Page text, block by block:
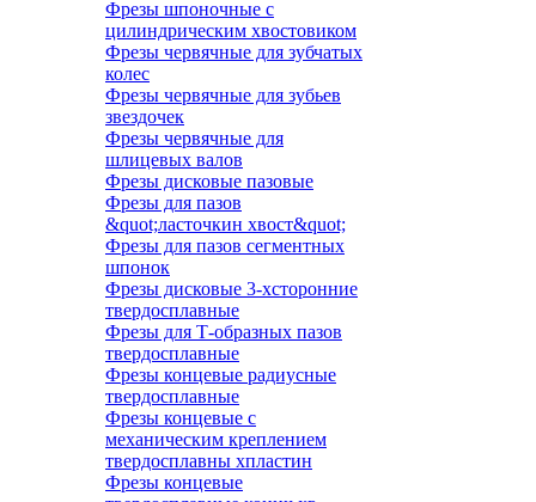
Фрезы шпоночные с
цилиндрическим хвостовиком
Фрезы червячные для зубчатых
колес
Фрезы червячные для зубьев
звездочек
Фрезы червячные для
шлицевых валов
Фрезы дисковые пазовые
Фрезы для пазов
&quot;ласточкин хвост&quot;
Фрезы для пазов сегментных
шпонок
Фрезы дисковые 3-хсторонние
твердосплавные
Фрезы для Т-образных пазов
твердосплавные
Фрезы концевые радиусные
твердосплавные
Фрезы концевые с
механическим креплением
твердосплавны хпластин
Фрезы концевые